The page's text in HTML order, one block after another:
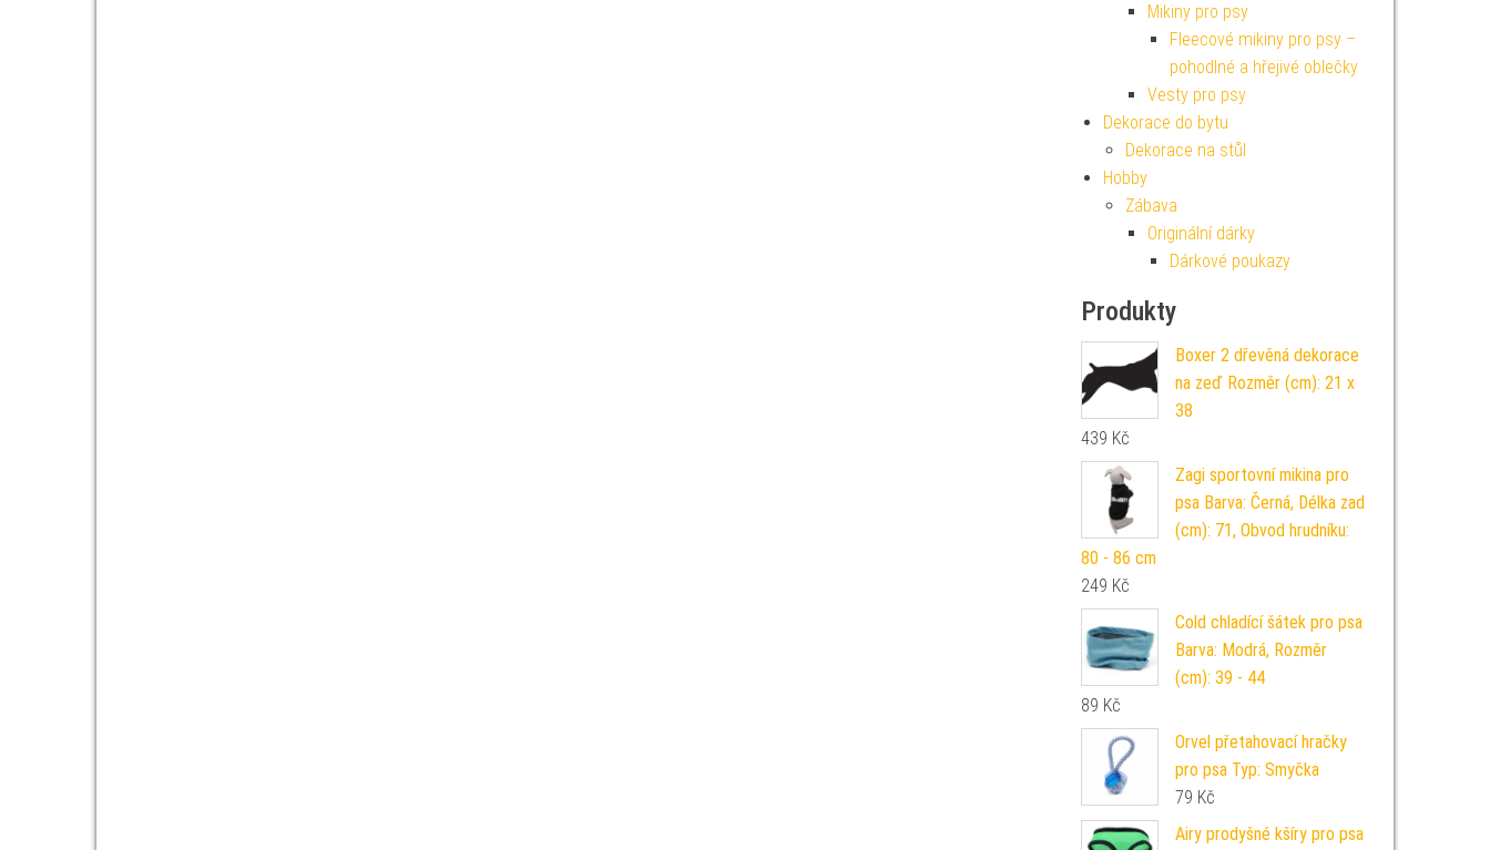
Mikiny pro psy
Fleecové mikiny pro psy –
pohodlné a hřejivé oblečky
Vesty pro psy
Dekorace do bytu
Dekorace na stůl
Hobby
Zábava
Originální dárky
Dárkové poukazy
Produkty
Boxer 2 dřevěná dekorace
na zeď Rozměr (cm): 21 x
38
439 Kč
Zagi sportovní mikina pro
psa Barva: Černá, Délka zad
(cm): 71, Obvod hrudníku:
80 - 86 cm
249 Kč
Cold chladící šátek pro psa
Barva: Modrá, Rozměr
(cm): 39 - 44
89 Kč
Orvel přetahovací hračky
pro psa Typ: Smyčka
79 Kč
Airy prodyšné kšíry pro psa